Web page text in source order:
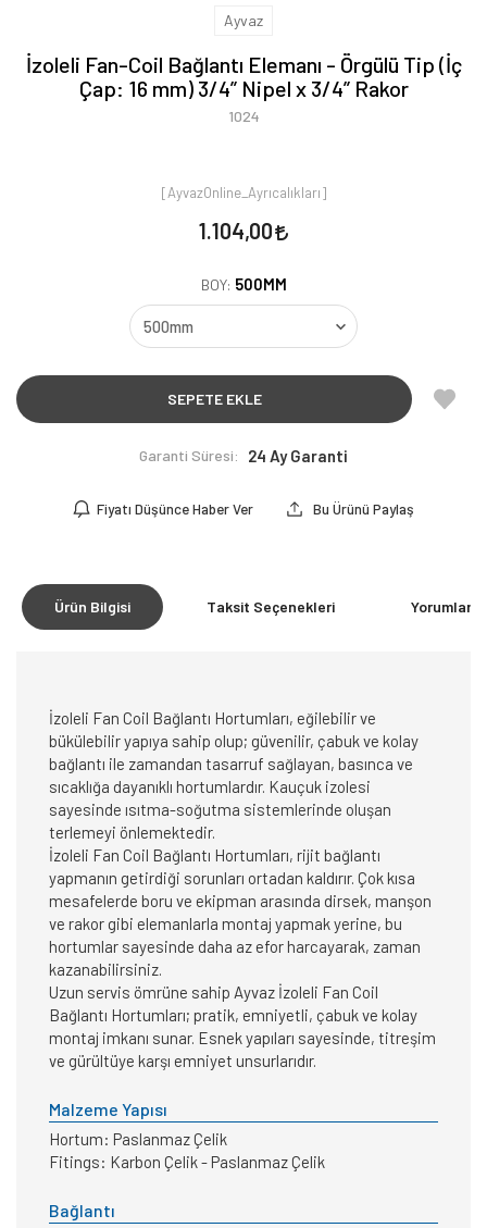
Ayvaz
İzoleli Fan-Coil Bağlantı Elemanı - Örgülü Tip (İç
Çap: 16 mm) 3/4” Nipel x 3/4” Rakor
1024
[AyvazOnline_Ayrıcalıkları]
1.104,00
BOY: 500MM
SEPETE EKLE
Garanti Süresi: 24 Ay Garanti
Fiyatı Düşünce Haber Ver Bu Ürünü Paylaş
Ürün Bilgisi Taksit Seçenekleri Yorumlar
İzoleli Fan Coil Bağlantı Hortumları, eğilebilir ve
bükülebilir yapıya sahip olup; güvenilir, çabuk ve kolay
bağlantı ile zamandan tasarruf sağlayan, basınca ve
sıcaklığa dayanıklı hortumlardır. Kauçuk izolesi
sayesinde ısıtma-soğutma sistemlerinde oluşan
terlemeyi önlemektedir.
İzoleli Fan Coil Bağlantı Hortumları, rijit bağlantı
yapmanın getirdiği sorunları ortadan kaldırır. Çok kısa
mesafelerde boru ve ekipman arasında dirsek, manşon
ve rakor gibi elemanlarla montaj yapmak yerine, bu
hortumlar sayesinde daha az efor harcayarak, zaman
kazanabilirsiniz.
Uzun servis ömrüne sahip Ayvaz İzoleli Fan Coil
Bağlantı Hortumları; pratik, emniyetli, çabuk ve kolay
montaj imkanı sunar. Esnek yapıları sayesinde, titreşim
ve gürültüye karşı emniyet unsurlarıdır.
Malzeme Yapısı
Hortum: Paslanmaz Çelik
Fitings: Karbon Çelik - Paslanmaz Çelik
Bağlantı